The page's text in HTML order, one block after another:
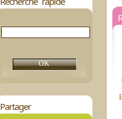
Partager